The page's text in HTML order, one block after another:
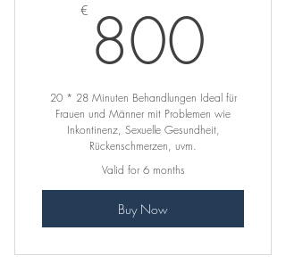
€ 800
20 * 28 Minuten Behandlungen Ideal für
Frauen und Männer mit Problemen wie
Inkontinenz, Sexuelle Gesundheit,
Rückenschmerzen, uvm.
Valid for 6 months
Buy Now